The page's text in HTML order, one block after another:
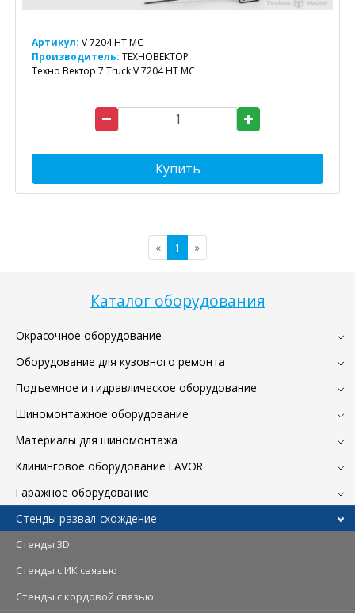
Каталог оборудования
Окрасочное оборудование
Оборудование для кузовного ремонта
Подъемное и гидравлическое оборудование
Шиномонтажное оборудование
Материалы для шиномонтажа
Клининговое оборудование LAVOR
Гаражное оборудование
Стенды развал-схождение
Стенды 3D
Стенды c ИК связью
Стенды с кордовой связью
Артикул: V 7204 HT MC
Производитель: ТЕХНОВЕКТОР
Техно Вектор 7 Truck V 7204 HT MC
Купить
« 1 »